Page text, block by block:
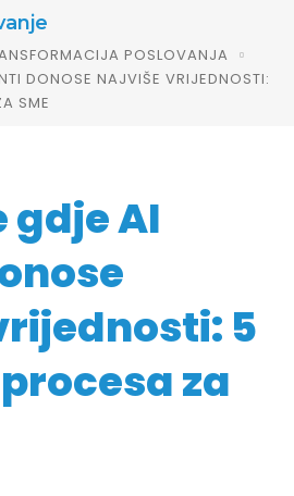
POSLOVANJA
DONOSE NAJVIŠE VRIJEDNOSTI:
SME
gdje AI
5
za